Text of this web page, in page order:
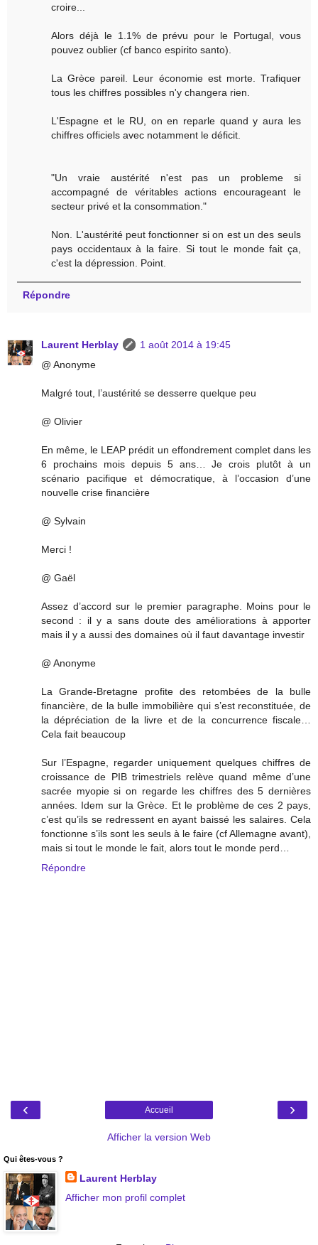
croire...
Alors déjà le 1.1% de prévu pour le Portugal, vous
pouvez oublier (cf banco espirito santo).
La Grèce pareil. Leur économie est morte. Trafiquer
tous les chiffres possibles n'y changera rien.
L'Espagne et le RU, on en reparle quand y aura les
chiffres officiels avec notamment le déficit.
"Un vraie austérité n'est pas un probleme si
accompagné de véritables actions encourageant le
secteur privé et la consommation."
Non. L'austérité peut fonctionner si on est un des seuls
pays occidentaux à la faire. Si tout le monde fait ça,
c'est la dépression. Point.
Répondre
Laurent Herblay
1 août 2014 à 19:45
@ Anonyme
Malgré tout, l’austérité se desserre quelque peu
@ Olivier
En même, le LEAP prédit un effondrement complet dans les
6 prochains mois depuis 5 ans… Je crois plutôt à un
scénario pacifique et démocratique, à l’occasion d’une
nouvelle crise financière
@ Sylvain
Merci !
@ Gaël
Assez d’accord sur le premier paragraphe. Moins pour le
second : il y a sans doute des améliorations à apporter
mais il y a aussi des domaines où il faut davantage investir
@ Anonyme
La Grande-Bretagne profite des retombées de la bulle
financière, de la bulle immobilière qui s’est reconstituée, de
la dépréciation de la livre et de la concurrence fiscale…
Cela fait beaucoup
Sur l’Espagne, regarder uniquement quelques chiffres de
croissance de PIB trimestriels relève quand même d’une
sacrée myopie si on regarde les chiffres des 5 dernières
années. Idem sur la Grèce. Et le problème de ces 2 pays,
c’est qu’ils se redressent en ayant baissé les salaires. Cela
fonctionne s’ils sont les seuls à le faire (cf Allemagne avant),
mais si tout le monde le fait, alors tout le monde perd…
Répondre
‹ ›
Accueil
Afficher la version Web
Qui êtes-vous ?
Laurent Herblay
Afficher mon profil complet